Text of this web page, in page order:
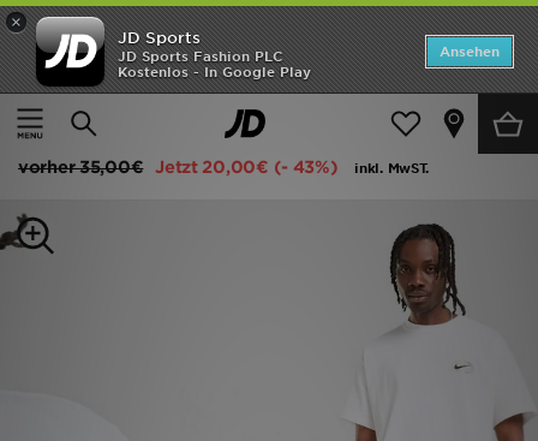
×
JD Sports
JD Sports Fashion PLC
Kostenlos - In Google Play
Ansehen
Home
Herren Herrenbekleidung T-Shirts und Tanktops
Nike World Tour T-Shirt
vorher35,00€ Jetzt 20,00€ (- 43%) inkl. MwST.
ANGEBOTE
Neuheiten
Kinder